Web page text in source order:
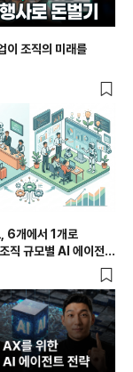
이 조직의 미래를
6개에서 1개로
직 규모별 AI 에이전트